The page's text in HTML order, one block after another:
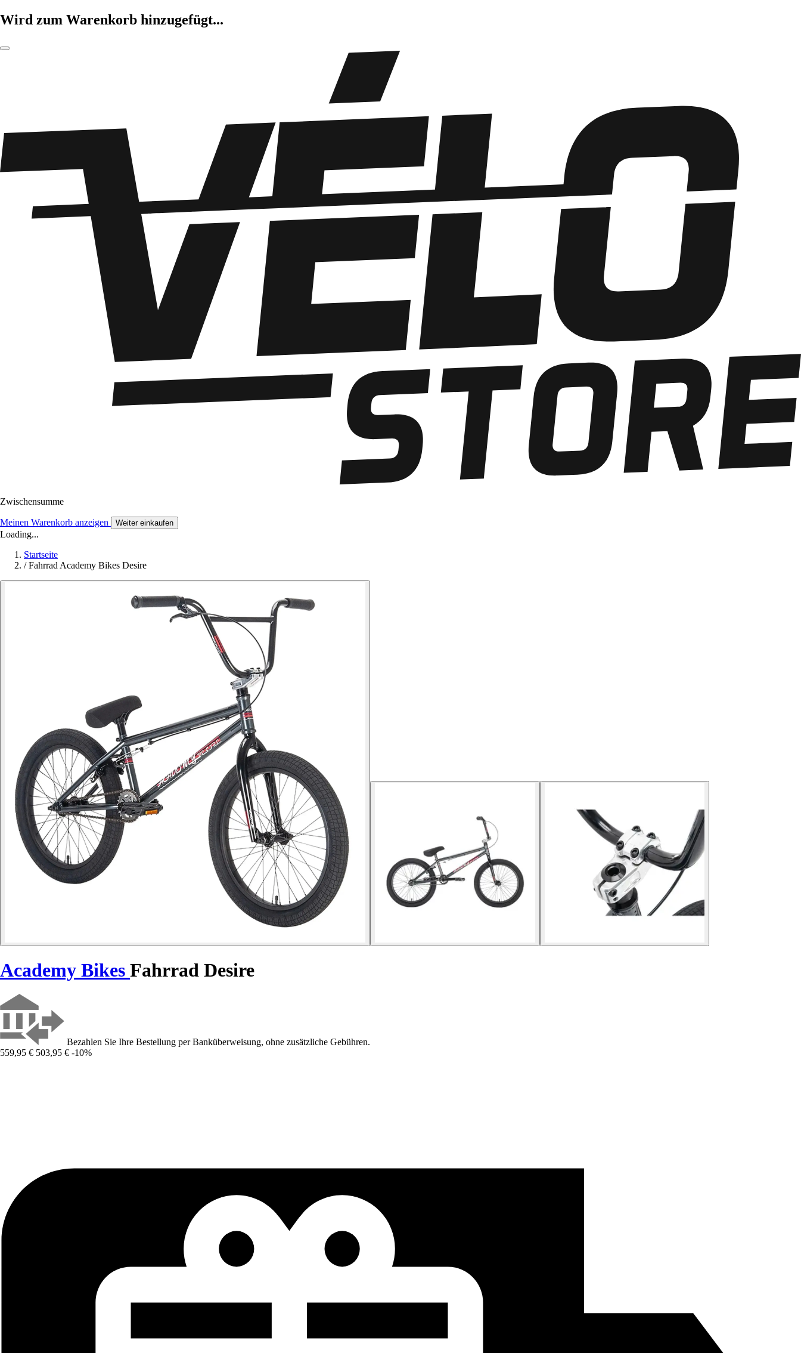
Wird zum Warenkorb hinzugefügt...
Zwischensumme
Meinen Warenkorb anzeigen Weiter einkaufen
Loading...
Startseite
/ Fahrrad Academy Bikes Desire
Academy Bikes Fahrrad Desire
Bezahlen Sie Ihre Bestellung per Banküberweisung, ohne zusätzliche Gebühren.
559,95 € 503,95 € -10%